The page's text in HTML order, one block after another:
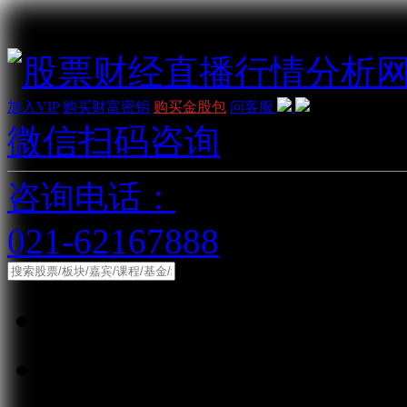
加入VIP 购买财富密钥 购买金股包 问客服
微信扫码咨询
咨询电话：
021-62167888